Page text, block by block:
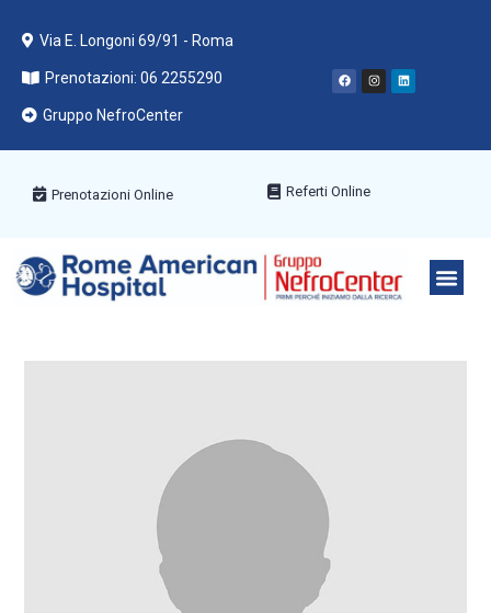
Via E. Longoni 69/91 - Roma
Prenotazioni: 06 2255290
Gruppo NefroCenter
Prenotazioni Online Referti Online